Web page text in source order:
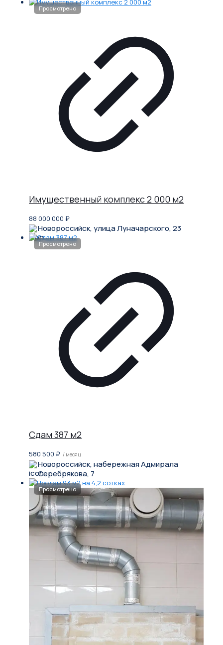
Имущественный комплекс 2 000 м2
88 000 000 ₽
Новороссийск, улица Луначарского, 23
Сдам 387 м2
580 500 ₽ / месяц
Новороссийск, набережная Адмирала
Серебрякова, 7